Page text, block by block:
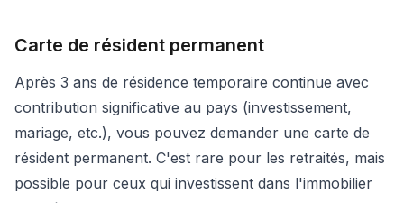
Carte de résident permanent
Après 3 ans de résidence temporaire continue avec
contribution significative au pays (investissement,
mariage, etc.), vous pouvez demander une carte de
résident permanent. C'est rare pour les retraités, mais
possible pour ceux qui investissent dans l'immobilier